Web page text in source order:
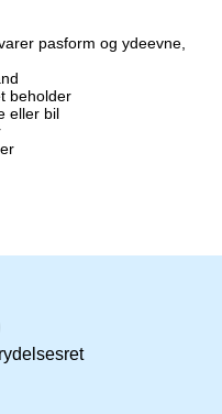
pasform og ydeevne,
beholder
eller bil